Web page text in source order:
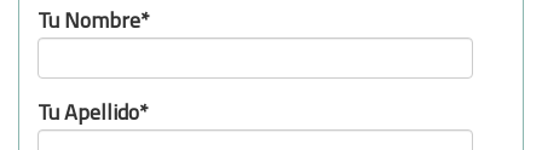
Tu Nombre*
Tu Apellido*